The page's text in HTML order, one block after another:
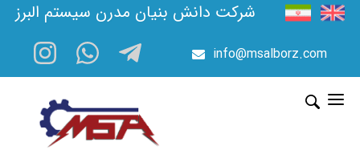
شرکت دانش بنیان مدرن سیستم البرز
info@msalborz.com